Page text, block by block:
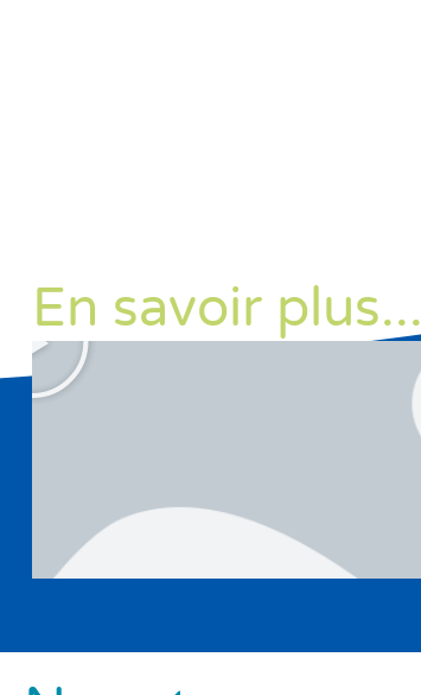
En savoir plus...